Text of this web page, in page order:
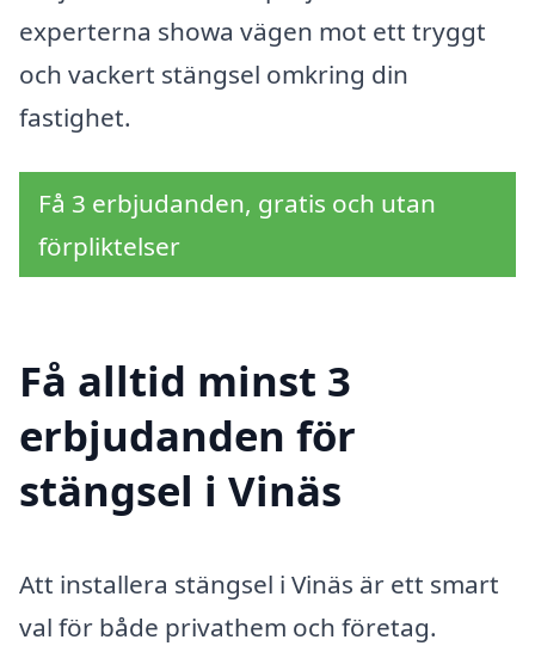
experterna showa vägen mot ett tryggt
och vackert stängsel omkring din
fastighet.
Få 3 erbjudanden, gratis och utan
förpliktelser
Få alltid minst 3
erbjudanden för
stängsel i Vinäs
Att installera stängsel i Vinäs är ett smart
val för både privathem och företag.